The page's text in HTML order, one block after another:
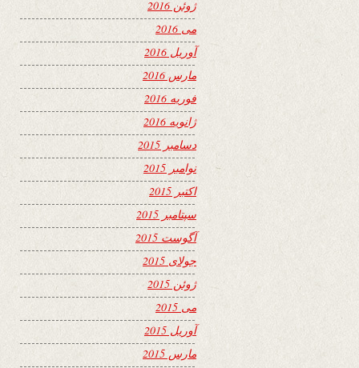
ژوئن 2016
می 2016
آوریل 2016
مارس 2016
فوریه 2016
ژانویه 2016
دسامبر 2015
نوامبر 2015
اکتبر 2015
سپتامبر 2015
آگوست 2015
جولای 2015
ژوئن 2015
می 2015
آوریل 2015
مارس 2015